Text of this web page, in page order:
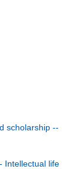
scholarship --
Intellectual life